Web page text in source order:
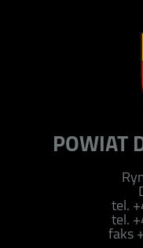
POWIAT
tel.
tel.
faks